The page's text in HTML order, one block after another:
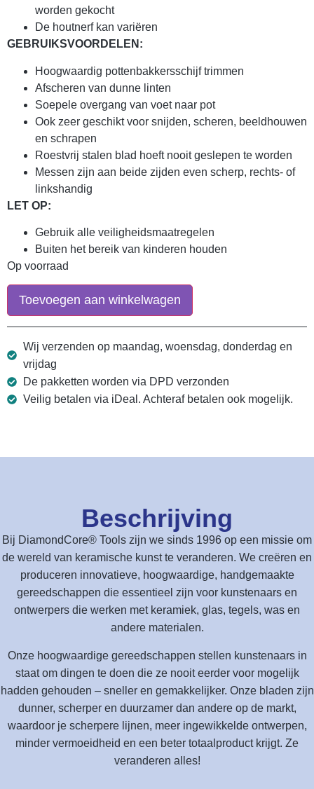
worden gekocht
De houtnerf kan variëren
GEBRUIKSVOORDELEN:
Hoogwaardig pottenbakkersschijf trimmen
Afscheren van dunne linten
Soepele overgang van voet naar pot
Ook zeer geschikt voor snijden, scheren, beeldhouwen
en schrapen
Roestvrij stalen blad hoeft nooit geslepen te worden
Messen zijn aan beide zijden even scherp, rechts- of
linkshandig
LET OP:
Gebruik alle veiligheidsmaatregelen
Buiten het bereik van kinderen houden
Op voorraad
Toevoegen aan winkelwagen
Wij verzenden op maandag, woensdag, donderdag en
vrijdag
De pakketten worden via DPD verzonden
Veilig betalen via iDeal. Achteraf betalen ook mogelijk.
Beschrijving
Bij DiamondCore® Tools zijn we sinds 1996 op een missie om
de wereld van keramische kunst te veranderen. We creëren en
produceren innovatieve, hoogwaardige, handgemaakte
gereedschappen die essentieel zijn voor kunstenaars en
ontwerpers die werken met keramiek, glas, tegels, was en
andere materialen.
Onze hoogwaardige gereedschappen stellen kunstenaars in
staat om dingen te doen die ze nooit eerder voor mogelijk
hadden gehouden – sneller en gemakkelijker. Onze bladen zijn
dunner, scherper en duurzamer dan andere op de markt,
waardoor je scherpere lijnen, meer ingewikkelde ontwerpen,
minder vermoeidheid en een beter totaalproduct krijgt. Ze
veranderen alles!